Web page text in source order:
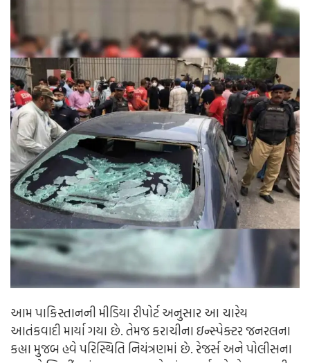
આમ પાકિસ્તાનની મીડિયા રીપોર્ટ અનુસાર આ ચારેય
આતંકવાદી માર્યા ગયા છે. તેમજ કરાચીના ઇન્સ્પેક્ટર જનરલના
કહ્યા મુજબ હવે પરિસ્થિતિ નિયંત્રણમાં છે. રેજર્સ અને પોલીસના